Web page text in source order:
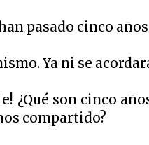
pasado cinco
Ya ni se
¿Qué son cinco
compartido?